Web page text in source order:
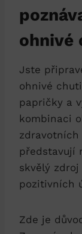
ohnivé
Jste
ohnivé
papričky a
kombinaci
představují
skvělý
pozitivních
Zde je